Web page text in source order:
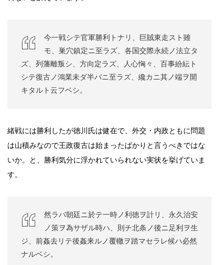
今一戦シテ官軍勝利トナリ、巨賊東走スト雖
モ、巣穴鎮定ニ至ラズ、各国交際永続ノ法立タ
ズ、列藩離叛シ、方向定ラズ、人心恟々、百事紛紜ト
シテ復古ノ鴻業未ダ半バニ至ラズ、纔カニ其ノ端ヲ開
キタルト云フベシ。
緒戦には勝利したが徳川氏は健在で、外交・内政ともに問題
は山積みなので王政復古は始まったばかりと言うべきではな
いか。と、勝利気分に浮かれていられない実状を挙げていま
す。
然ラバ朝廷ニ於テ一時ノ利徳ヲ計リ、永久治安
ノ策ヲ為サザル時ハ、則チ北条ノ後ニ足利ヲ生
ジ、前姦去リテ後姦来ルノ覆轍ヲ踏マセラレ候ハ必然
ナルベシ。